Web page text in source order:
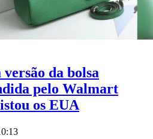
versão da bolsa
pelo Walmart
os EUA